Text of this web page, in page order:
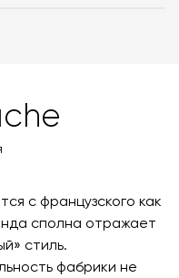
возможностью
Для оформления
с нами
в городе
удобное для вас
с французского как
сполна отражает
стиль.
фабрики не